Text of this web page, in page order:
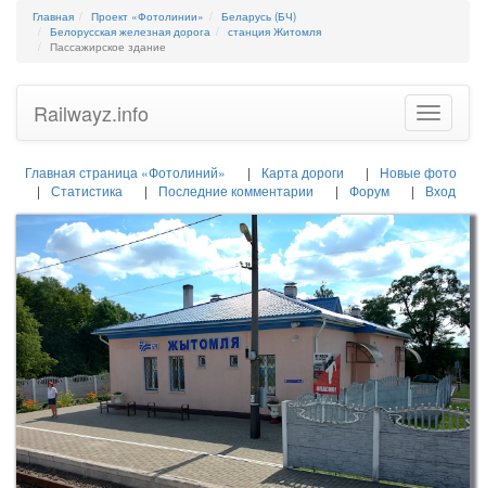
Главная Проект «Фотолинии»
Беларусь (БЧ)
Белорусская железная дорога
станция Житомля
Пассажирское здание
Toggle
Railwayz.info
Главная страница «Фотолиний» Карта дороги
Новые фото
Статистика
Последние комментарии Форум Вход